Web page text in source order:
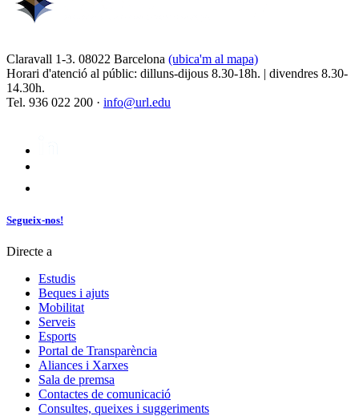
Claravall 1-3. 08022 Barcelona (ubica'm al mapa)
Horari d'atenció al públic: dilluns-dijous 8.30-18h. | divendres 8.30-
14.30h.
Tel. 936 022 200 · info@url.edu
Segueix-nos!
Directe a
Estudis
Beques i ajuts
Mobilitat
Serveis
Esports
Portal de Transparència
Aliances i Xarxes
Sala de premsa
Contactes de comunicació
Consultes, queixes i suggeriments